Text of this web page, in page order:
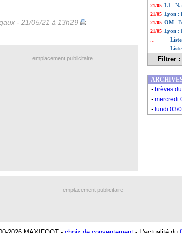
- 21/05/21 à 13h29
21/05 L1 :
21/05 Lyon :
21/05 OM :
21/05 Lyon :
Filtrer :
emplacement publicitaire
. brèves
. mercredi
. lundi 03/
emplacement publicitaire